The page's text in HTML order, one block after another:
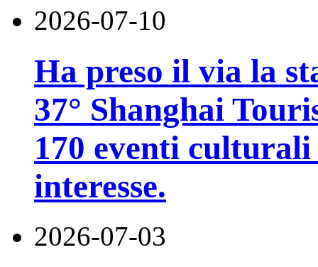
2026-07-10
Ha preso il via la
37° Shanghai
170 eventi
interesse.
2026-07-03